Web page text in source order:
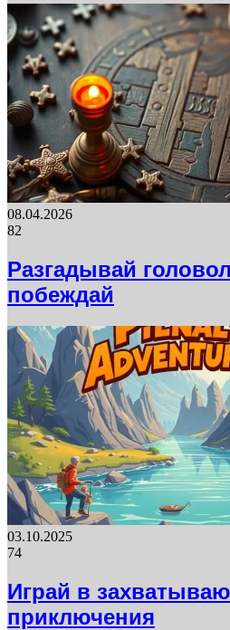
08.04.2026
82
Разгадывай
побеждай
03.10.2025
74
Играй в
приключения